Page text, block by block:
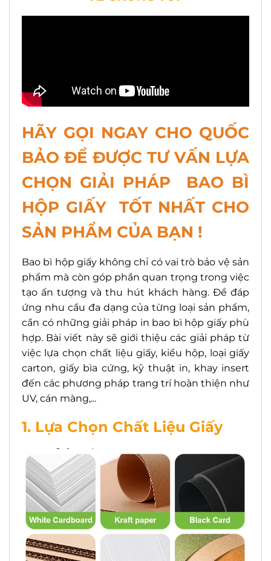
HÃY GỌI NGAY CHO QUỐC
BẢO ĐỂ ĐƯỢC TƯ VẤN LỰA
CHỌN GIẢI PHÁP BAO BÌ
HỘP GIẤY TỐT NHẤT CHO
SẢN PHẨM CỦA BẠN !
Bao bì hộp giấy không chỉ có vai trò bảo vệ sản
phẩm mà còn góp phần quan trọng trong việc
tạo ấn tượng và thu hút khách hàng. Để đáp
ứng nhu cầu đa dạng của từng loại sản phẩm,
cần có những giải pháp in bao bì hộp giấy phù
hợp. Bài viết này sẽ giới thiệu các giải pháp từ
việc lựa chọn chất liệu giấy, kiểu hộp, loại giấy
carton, giấy bìa cứng, kỹ thuật in, khay insert
đến các phương pháp trang trí hoàn thiện như
UV, cán màng,...
1. Lựa Chọn Chất Liệu Giấy